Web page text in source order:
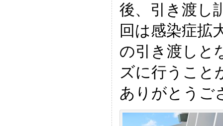
後、引き渡し
回は感染症拡
の引き渡しと
ズに行うこと
ありがとうご